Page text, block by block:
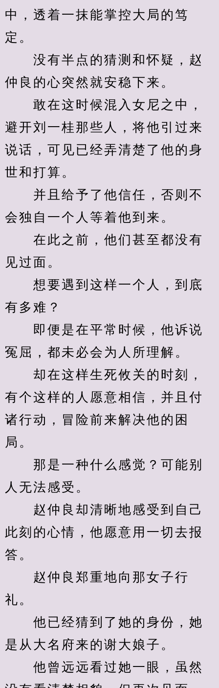
中，透着一抹能掌控大局的笃
定。
没有半点的猜测和怀疑，赵
仲良的心突然就安稳下来。
敢在这时候混入女尼之中，
避开刘一桂那些人，将他引过来
说话，可见已经弄清楚了他的身
世和打算。
并且给予了他信任，否则不
会独自一个人等着他到来。
在此之前，他们甚至都没有
见过面。
想要遇到这样一个人，到底
有多难？
即便是在平常时候，他诉说
冤屈，都未必会为人所理解。
却在这样生死攸关的时刻，
有个这样的人愿意相信，并且付
诸行动，冒险前来解决他的困
局。
那是一种什么感觉？可能别
人无法感受。
赵仲良却清晰地感受到自己
此刻的心情，他愿意用一切去报
答。
赵仲良郑重地向那女子行
礼。
他已经猜到了她的身份，她
是从大名府来的谢大娘子。
他曾远远看过她一眼，虽然